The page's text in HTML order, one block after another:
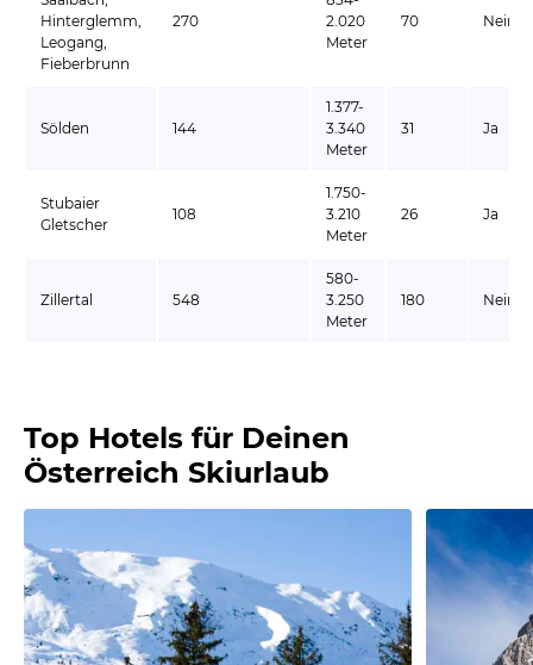
Hinterglemm,
Leogang,
Fieberbrunn
270
2.020
Meter
70 Nein
Sölden 144
1.377-
3.340
Meter
31 Ja
Stubaier
Gletscher
108
1.750-
3.210
Meter
26 Ja
Zillertal 548
580-
3.250
Meter
180 Nein
Top Hotels für Deinen
Österreich Skiurlaub